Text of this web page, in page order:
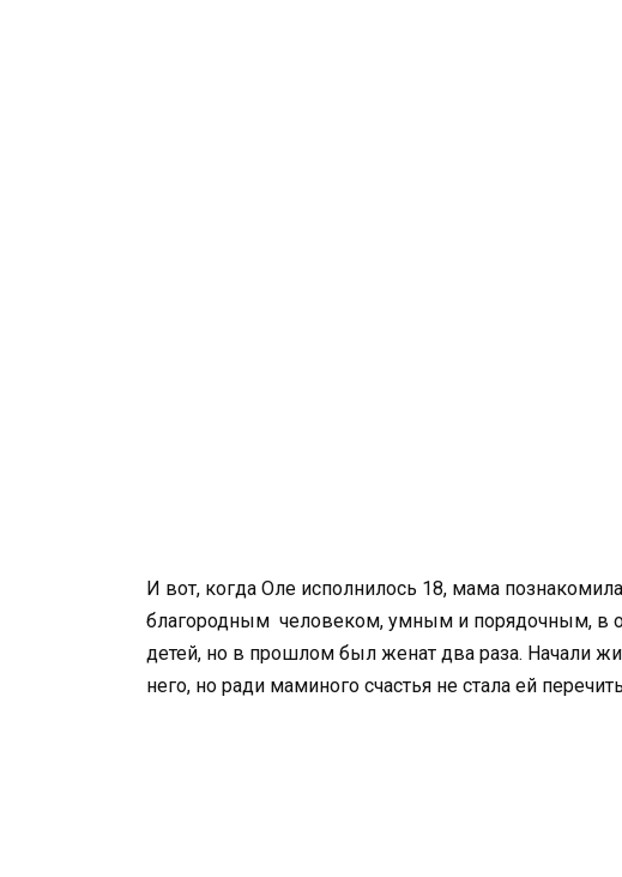
И вот, когда Оле исполнилось 18, мама
благородным человеком, умным и порядочным, в
детей, но в прошлом был женат два раза. Начали
него, но ради маминого счастья не стала ей